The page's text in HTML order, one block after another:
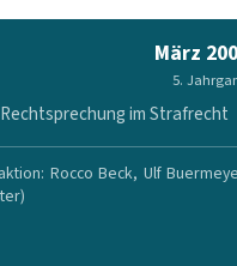
März
5.
im Strafrecht
Rocco Beck, Ulf